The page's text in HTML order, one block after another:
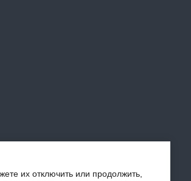
их отключить или продолжить,